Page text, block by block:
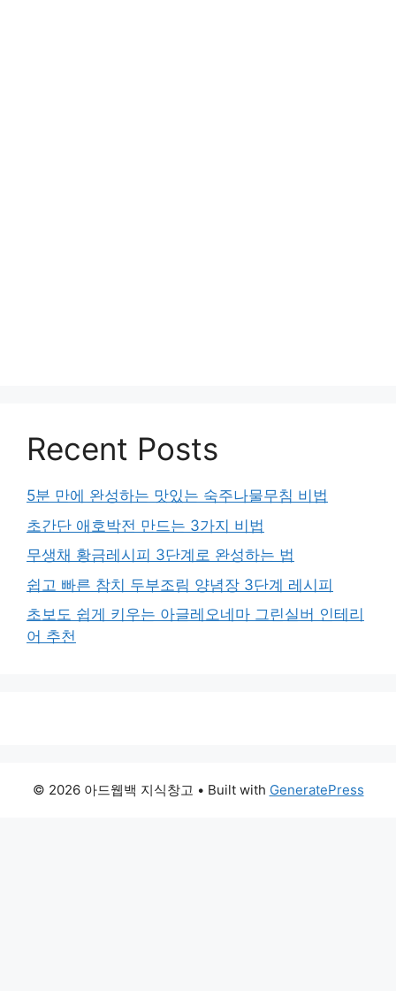
Recent Posts
5분 만에 완성하는 맛있는 숙주나물무침 비법
초간단 애호박전 만드는 3가지 비법
무생채 황금레시피 3단계로 완성하는 법
쉽고 빠른 참치 두부조림 양념장 3단계 레시피
초보도 쉽게 키우는 아글레오네마 그린실버 인테리
어 추천
© 2026 아드웹백 지식창고 • Built with GeneratePress